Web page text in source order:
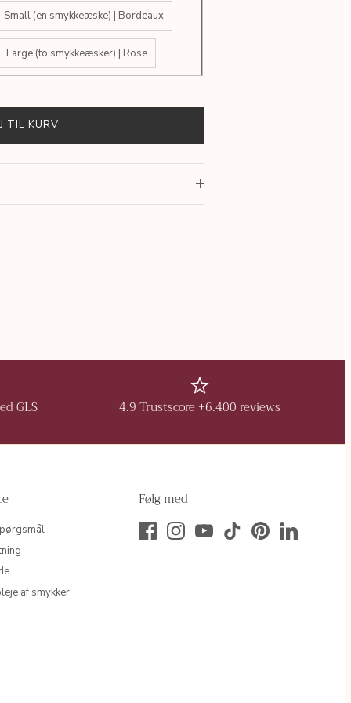
Small (en smykkeæske) | Bordeaux
Large (to smykkeæsker) | Rose
TIL KURV
GLS 4.9 Trustscore +6.400 reviews
af smykker
Følg med